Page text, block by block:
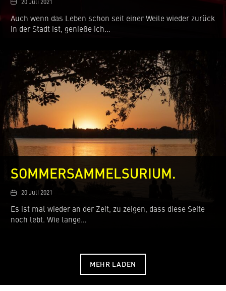
Auch wenn das Leben schon seit einer Weile wieder zurück
in der Stadt ist, genieße ich…
SOMMERSAMMELSURIUM.
Date20 Juli 2021
Es ist mal wieder an der Zeit, zu zeigen, dass diese Seite
noch lebt. Wie lange…
MEHR LADEN